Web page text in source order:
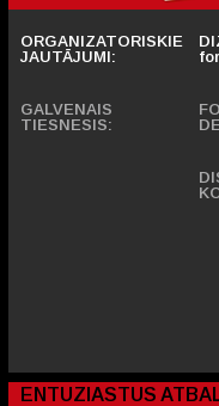
ORGANIZATORISKIE
JAUTĀJUMI:
GALVENAIS
TIESNESIS:
ENTUZIASTUS